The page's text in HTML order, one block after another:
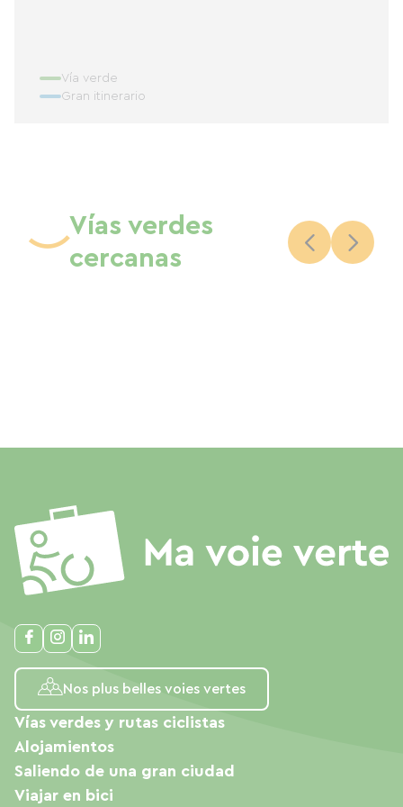
Vía verde
Gran itinerario
Vías verdes
cercanas
Nos plus belles voies vertes
Vías verdes y rutas ciclistas
Alojamientos
Saliendo de una gran ciudad
Viajar en bici